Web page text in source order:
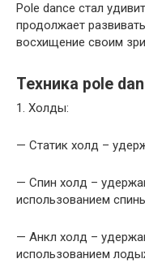
Pole dance стал
продолжает
восхищение своим
Техника pole
1. Холды:
— Статик холд –
— Спин холд –
использованием
— Анкл холд –
использованием